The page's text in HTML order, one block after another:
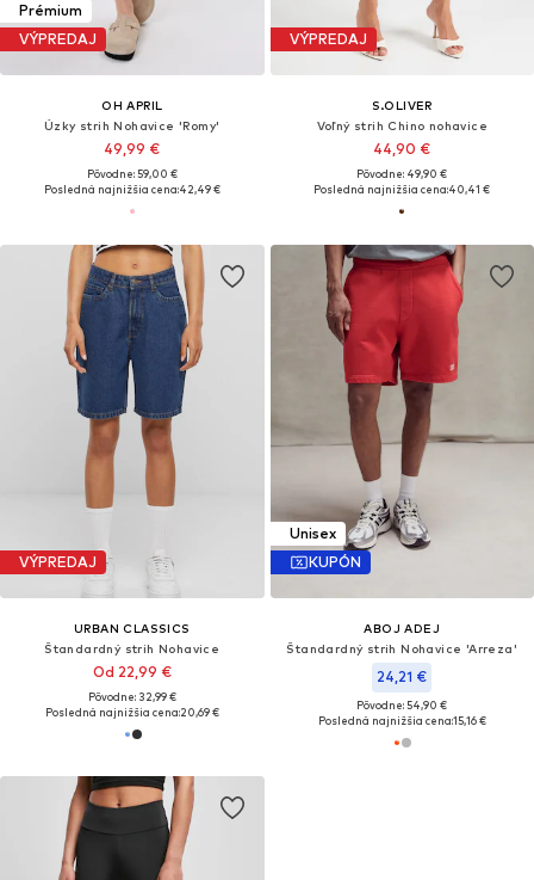
Prémium
VÝPREDAJ
OH APRIL
Úzky strih Nohavice 'Romy'
49,99 €
Pôvodne: 59,00 €
Posledná najnižšia cena:42,49 €
VÝPREDAJ
S.OLIVER
Voľný strih Chino nohavice
44,90 €
Pôvodne: 49,90 €
Posledná najnižšia cena:40,41 €
VÝPREDAJ
URBAN CLASSICS
Štandardný strih Nohavice
Od 22,99 €
Pôvodne: 32,99 €
Posledná najnižšia cena:20,69 €
Unisex
KUPÓN
ABOJ ADEJ
Štandardný strih Nohavice 'Arreza'
24,21 €
Pôvodne: 54,90 €
Posledná najnižšia cena:15,16 €